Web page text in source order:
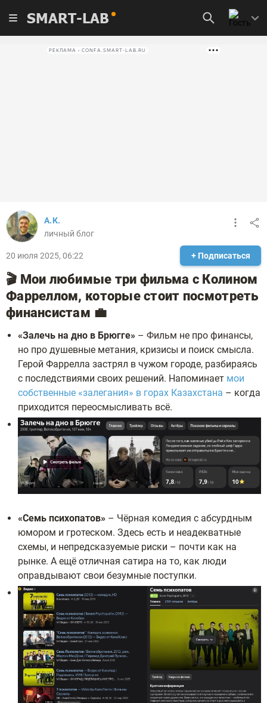
SMART-LAB
РЕКЛАМА • CONFA.SMART-LAB.RU
А.К.
личный блог
20 июля 2025, 06:22 + Подписаться
🎬 Мои любимые три фильма с Колином
Фарреллом, которые стоит посмотреть
финансистам 💼
«Залечь на дно в Брюгге» – Фильм не про финансы,
но про душевные метания, кризисы и поиск смысла.
Герой Фаррелла застрял в чужом городе, разбираясь
с последствиями своих решений. Напоминает мои
собственные «залегания» в горах Казахстана – когда
приходится переосмысливать всё.
«Семь психопатов» – Чёрная комедия с абсурдным
юмором и гротеском. Здесь есть и неадекватные
схемы, и непредсказуемые риски – почти как на
рынке. А ещё отличная сатира на то, как люди
оправдывают свои безумные поступки.